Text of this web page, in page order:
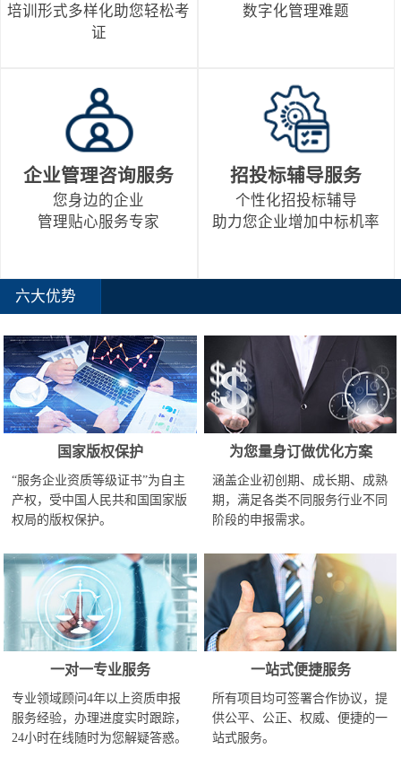
培训形式多样化助您轻松考
证
数字化管理难题
企业管理咨询服务
您身边的企业
管理贴心服务专家
招投标辅导服务
个性化招投标辅导
助力您企业增加中标机率
六大优势
国家版权保护
“服务企业资质等级证书”为自主
产权，受中国人民共和国国家版
权局的版权保护。
为您量身订做优化方案
涵盖企业初创期、成长期、成熟
期，满足各类不同服务行业不同
阶段的申报需求。
一对一专业服务
专业领域顾问4年以上资质申报
服务经验，办理进度实时跟踪，
24小时在线随时为您解疑答惑。
一站式便捷服务
所有项目均可签署合作协议，提
供公平、公正、权威、便捷的一
站式服务。